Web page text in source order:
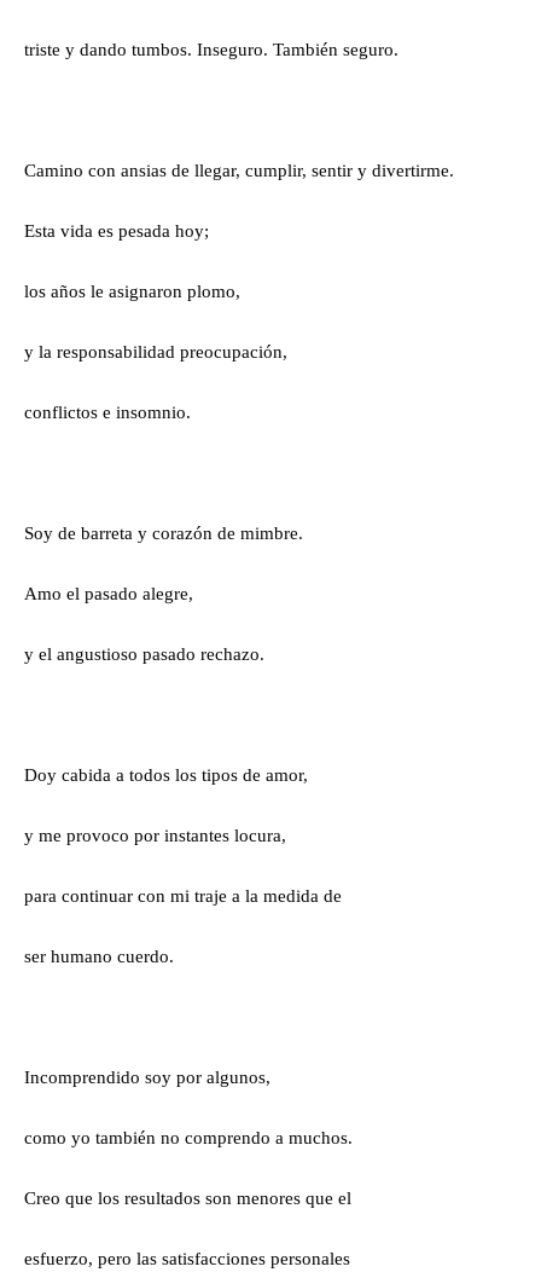
triste y dando tumbos. Inseguro. También seguro.
Camino con ansias de llegar, cumplir, sentir y divertirme.
Esta vida es pesada hoy;
los años le asignaron plomo,
y la responsabilidad preocupación,
conflictos e insomnio.
Soy de barreta y corazón de mimbre.
Amo el pasado alegre,
y el angustioso pasado rechazo.
Doy cabida a todos los tipos de amor,
y me provoco por instantes locura,
para continuar con mi traje a la medida de
ser humano cuerdo.
Incomprendido soy por algunos,
como yo también no comprendo a muchos.
Creo que los resultados son menores que el
esfuerzo, pero las satisfacciones personales